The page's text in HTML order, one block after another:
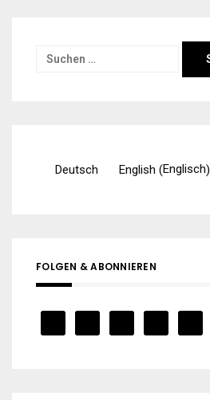
Suchen
Deutsch English (Englisch)
FOLGEN & ABONNIEREN